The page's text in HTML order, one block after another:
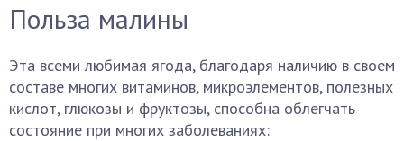
Польза малины
Эта всеми любимая ягода, благодаря наличию в своем
составе многих витаминов, микроэлементов, полезных
кислот, глюкозы и фруктозы, способна облегчать
состояние при многих заболеваниях: